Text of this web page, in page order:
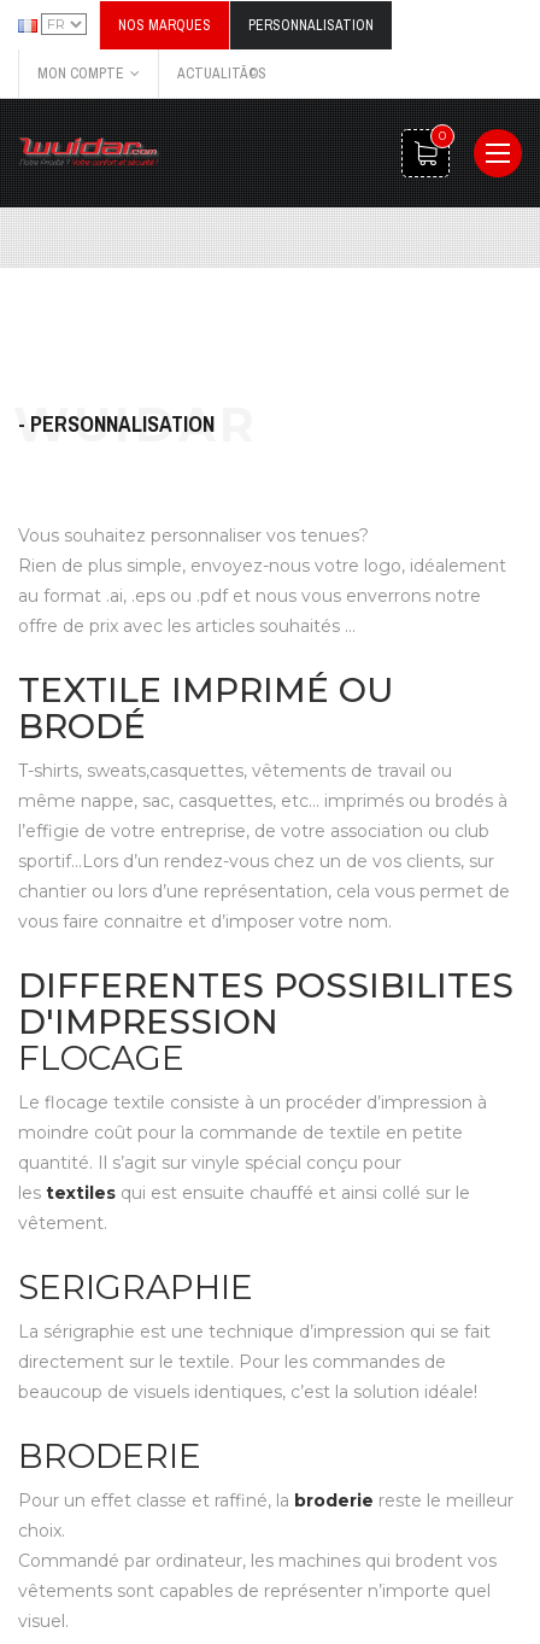
NOS MARQUES PERSONNALISATION
MON COMPTE ACTUALITÃ©S
0
- PERSONNALISATION
Vous souhaitez personnaliser vos tenues?
Rien de plus simple, envoyez-nous votre logo, idéalement
au format .ai, .eps ou .pdf et nous vous enverrons notre
offre de prix avec les articles souhaités ...
TEXTILE IMPRIMÉ OU
BRODÉ
T-shirts, sweats,casquettes, vêtements de travail ou
même nappe, sac, casquettes, etc… imprimés ou brodés à
l’effigie de votre entreprise, de votre association ou club
sportif…Lors d’un rendez-vous chez un de vos clients, sur
chantier ou lors d’une représentation, cela vous permet de
vous faire connaitre et d’imposer votre nom.
DIFFERENTES POSSIBILITES
D'IMPRESSION
FLOCAGE
Le flocage textile consiste à un procéder d’impression à
moindre coût pour la commande de textile en petite
quantité. Il s’agit sur vinyle spécial conçu pour
les textiles qui est ensuite chauffé et ainsi collé sur le
vêtement.
SERIGRAPHIE
La sérigraphie est une technique d’impression qui se fait
directement sur le textile. Pour les commandes de
beaucoup de visuels identiques, c’est la solution idéale!
BRODERIE
Pour un effet classe et raffiné, la broderie reste le meilleur
choix.
Commandé par ordinateur, les machines qui brodent vos
vêtements sont capables de représenter n’importe quel
visuel.